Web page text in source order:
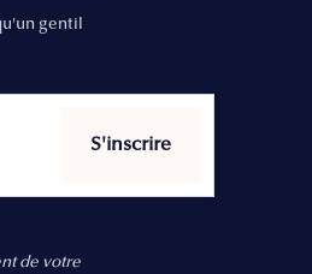
gentil
de votre